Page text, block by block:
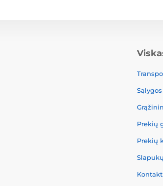
Prekių
Prekių